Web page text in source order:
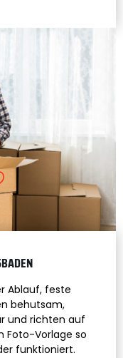
Ablauf, feste
behutsam,
und richten auf
Foto-Vorlage so
funktioniert.